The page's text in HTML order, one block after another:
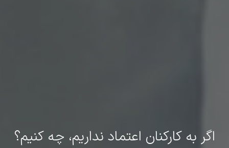
اگر به کارکنان اعتماد نداریم، چه کنیم؟